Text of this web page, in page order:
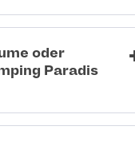
oder
Paradis